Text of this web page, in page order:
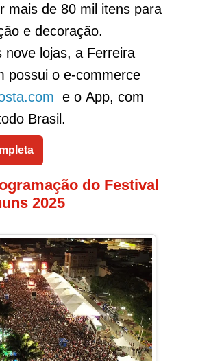
mais de 80 mil itens para
e decoração.
nove lojas, a Ferreira
possui o e-commerce
e o App, com
Brasil.
do Festival
2025